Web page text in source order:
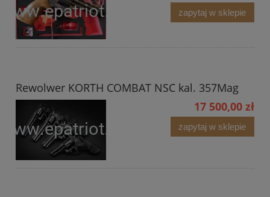
zapytaj w sklepie
Rewolwer KORTH COMBAT NSC kal. 357Mag
17 500,00 zł
zapytaj w sklepie